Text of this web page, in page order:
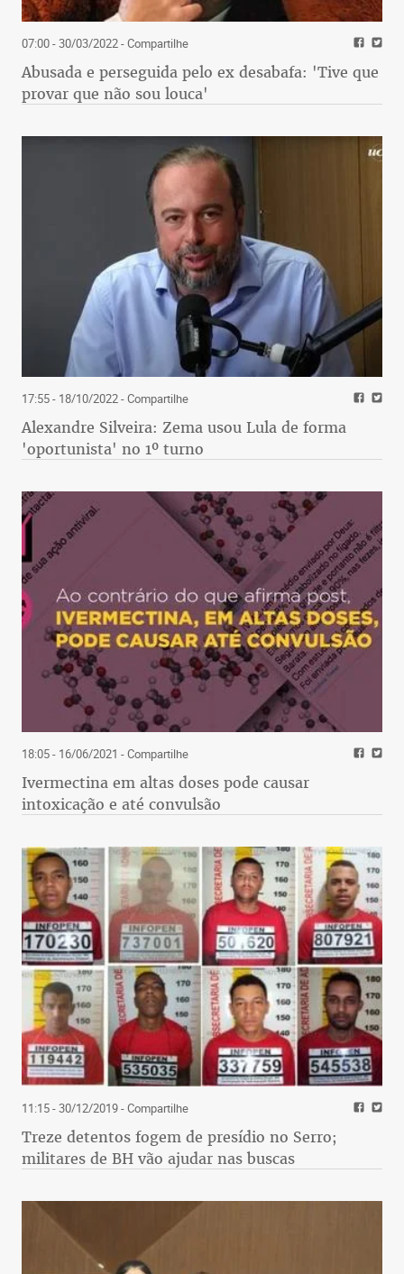
07:00 - 30/03/2022- Compartilhe
Abusada e perseguida pelo ex desabafa: 'Tive que
provar que não sou louca'
17:55 - 18/10/2022- Compartilhe
Alexandre Silveira: Zema usou Lula de forma
'oportunista' no 1º turno
18:05 - 16/06/2021 - Compartilhe
Ivermectina em altas doses pode causar
intoxicação e até convulsão
11:15 - 30/12/2019- Compartilhe
Treze detentos fogem de presídio no Serro;
militares de BH vão ajudar nas buscas